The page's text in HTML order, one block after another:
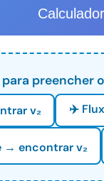
preencher
v₂ ✈️
→ encontrar v₂